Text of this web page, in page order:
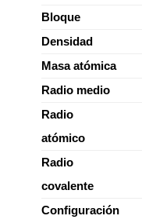
Bloque
Densidad
Masa atómica
Radio medio
Radio
atómico
Radio
covalente
Configuración